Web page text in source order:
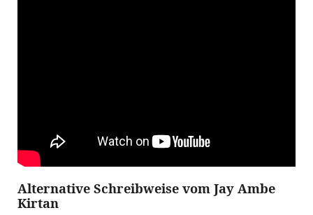
Alternative Schreibweise vom Jay Ambe
Kirtan